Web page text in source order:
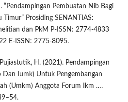
“Pendampingan Pembuatan Nib Bagi
Prosiding SENANTIAS:
dan PkM P-ISSN: 2774-4833
E-ISSN: 2775-8095.
H. (2021). Pendampingan
Dan Iumk) Untuk Pengembangan
(Umkm) Anggota Forum Ikm ….